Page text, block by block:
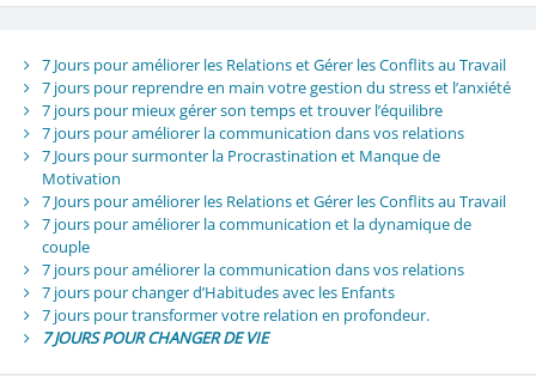
7 Jours pour améliorer les Relations et Gérer les Conflits au Travail
7 jours pour reprendre en main votre gestion du stress et l’anxiété
7 jours pour mieux gérer son temps et trouver l’équilibre
7 jours pour améliorer la communication dans vos relations
7 Jours pour surmonter la Procrastination et Manque de
Motivation
7 Jours pour améliorer les Relations et Gérer les Conflits au Travail
7 jours pour améliorer la communication et la dynamique de
couple
7 jours pour améliorer la communication dans vos relations
7 jours pour changer d’Habitudes avec les Enfants
7 jours pour transformer votre relation en profondeur.
7 JOURS POUR CHANGER DE VIE